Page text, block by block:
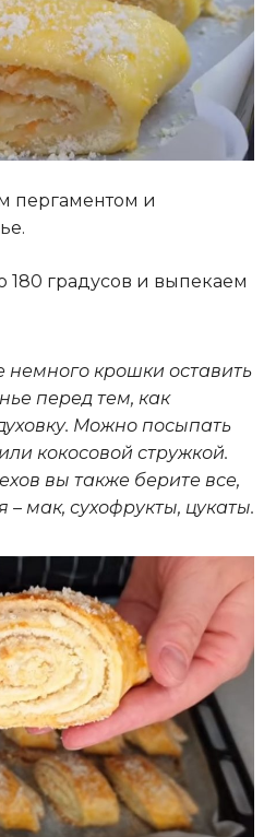
пергаментом и
180 градусов и выпекаем
немного крошки оставить
перед тем, как
Можно посыпать
кокосовой стружкой.
вы также берите все,
– мак, сухофрукты, цукаты.